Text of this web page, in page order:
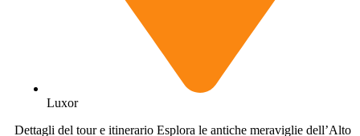
Luxor
Dettagli del tour e itinerario Esplora le antiche meraviglie dell’Alto